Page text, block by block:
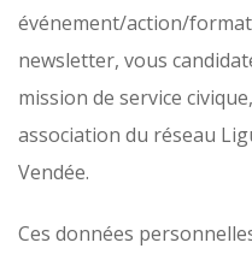
événement/action/
newsletter, vous
mission de service
association du réseau
Vendée.
Ces données